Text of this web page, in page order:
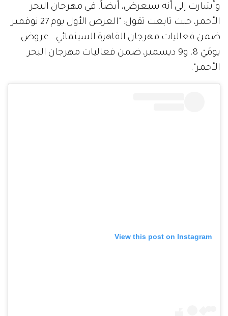
وأشارت إلى أنه سيعرض، أيضاً، في مهرجان البحر
الأحمر، حيث تابعت تقول: "العرض الأول يوم 27 نوفمبر
ضمن فعاليات مهرجان القاهرة السينمائي.. عروض
يومَيْ 8، و9 ديسمبر، ضمن فعاليات مهرجان البحر
الأحمر".
View this post on Instagram